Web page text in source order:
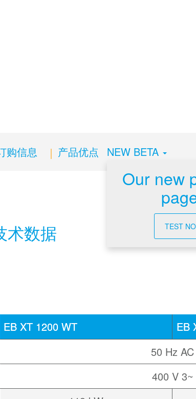
购信息 产品优点 NEW BETA
Our new
TEST
术数据
EB XT 1200 WT
EB
50 Hz AC
400 V 3~